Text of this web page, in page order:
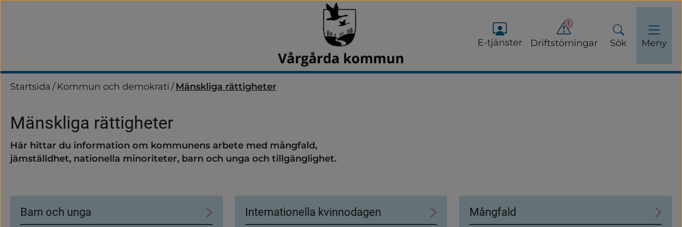
E-tjänster Driftstörningar
1
Sök Meny
Startsida / Kommun och demokrati/Mänskliga rättigheter
Mänskliga rättigheter
Här hittar du information om kommunens arbete med mångfald,
jämställdhet, nationella minoriteter, barn och unga och tillgänglighet.
Undersidor
Barn och unga Internationella kvinnodagen Mångfald